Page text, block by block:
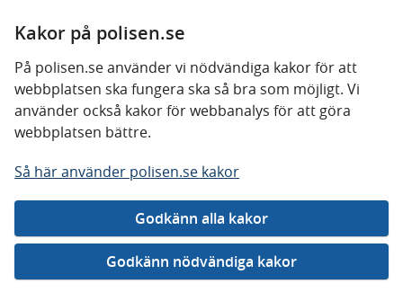
Kakor på polisen.se
På polisen.se använder vi nödvändiga kakor för att
webbplatsen ska fungera ska så bra som möjligt. Vi
använder också kakor för webbanalys för att göra
webbplatsen bättre.
Så här använder polisen.se kakor